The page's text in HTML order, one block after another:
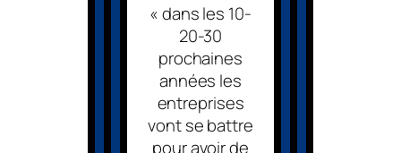
« dans les 10-
20-30
prochaines
années les
entreprises
vont se battre
pour avoir de